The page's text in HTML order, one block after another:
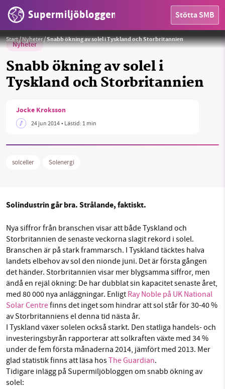
Supermiljöbloggen Stötta SMB
OMRÅDEN
OM OSS
Sök Sparade inlägg
Facebook Instagram BlueSky
Threads LinkedIn
Start/Nyheter/Snabb ökning av solel i Tyskland och Storbritannien
Nyheter
Snabb ökning av solel i
Tyskland och Storbritannien
Jocke Kroksson
24 jun 2014• Lästid: 1 min
solceller Solenergi
Solindustrin går bra. Strålande, faktiskt.
Nya siffror från branschen visar att både Tyskland och
Storbritannien de senaste veckorna slagit rekord i solel.
Branschen är på stark frammarsch. I Tyskland täcktes halva
landets elbehov av sol den nionde juni. Det är första gången
det händer. Storbritannien visar mer blygsamma siffror, men
ändå en rejäl ökning: De har dubblat sin kapacitet senaste året,
med 80 000 nya anläggningar. Enligt Ray Noble på UK National
Solar Centrefinns det inget som hindrar att sol står för 30-40 %
av Storbritanniens el denna tid nästa år.
I Tyskland växer solelen också starkt. Den statliga handels- och
investeringsbyrån rapporterar att solkraften växte med 34 %
under de fem första månaderna 2014, jämfört med 2013. Mer
glad statistik finns att läsa hosThe Guardian.
Tidigare inlägg på Supermiljöbloggen om snabb ökning av
solel:
SMB kämpar för en hållbar framtid. Sedan
starten 2010 har vår ideella redaktion drivit
miljödebatten framåt genom
nyhetsbevakning och granskningar. Nu vill vi
utveckla vårt arbete – och vi hoppas att du
vill hjälpa oss.
Stötta vårt arbete genom att swisha en slant till
1231368703